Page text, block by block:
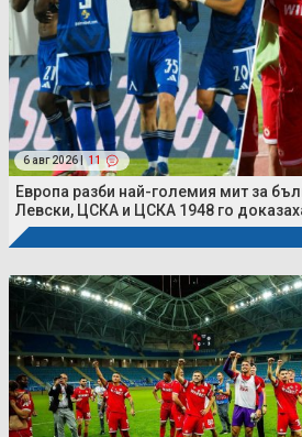
6 авг 2026 | 11
Европа разби най-големия мит за
Левски, ЦСКА и ЦСКА 1948 го